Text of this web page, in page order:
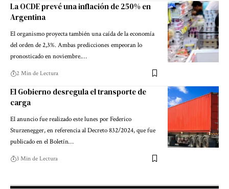
La OCDE prevé una inflación de 250% en
Argentina
El organismo proyecta también una caída de la economía
del orden de 2,3%. Ambas predicciones empeoran lo
pronosticado en noviembre.…
2 Min de Lectura
El Gobierno desregula el transporte de
carga
El anuncio fue realizado este lunes por Federico
Sturzenegger, en referencia al Decreto 832/2024, que fue
publicado en el Boletín…
3 Min de Lectura